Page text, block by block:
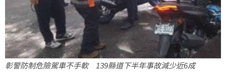
彰警防制危險駕車不手軟 139縣道下半年事故減少近6成